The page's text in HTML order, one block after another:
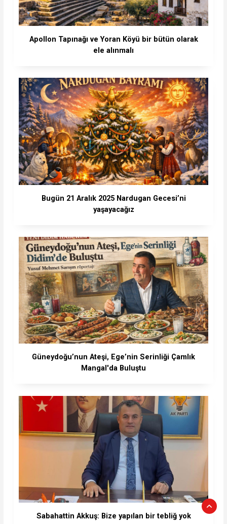
Apollon Tapınağı ve Yoran Köyü bir bütün olarak
ele alınmalı
Bugün 21 Aralık 2025 Nardugan Gecesi’ni
yaşayacağız
Güneydoğu’nun Ateşi, Ege’nin Serinliği Çamlık
Mangal'da Buluştu
Sabahattin Akkuş: Bize yapılan bir tebliğ yok